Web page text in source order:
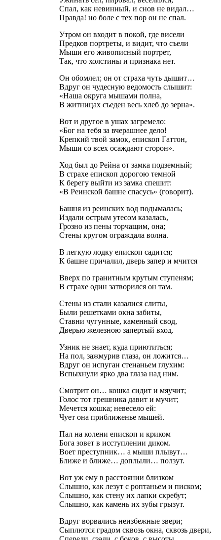
Спал, как невинный, и снов не видал…
Правда! но боле с тех пор он не спал.
Утром он входит в покой, где висели
Предков портреты, и видит, что съели
Мыши его живописный портрет,
Так, что холстины и признака нет.
Он обомлел; он от страха чуть дышит…
Вдруг он чудесную ведомость слышит:
«Наша округа мышами полна,
В житницах съеден весь хлеб до зерна».
Вот и другое в ушах загремело:
«Бог на тебя за вчерашнее дело!
Крепкий твой замок, епископ Гаттон,
Мыши со всех осаждают сторон».
Ход был до Рейна от замка подземный;
В страхе епископ дорогою темной
К берегу выйти из замка спешит:
«В Реинской башне спасусь» (говорит).
Башня из реинских вод подымалась;
Издали острым утесом казалась,
Грозно из пены торчащим, она;
Стены кругом ограждала волна.
В легкую лодку епископ садится;
К башне причалил, дверь запер и мчится
Вверх по гранитным крутым ступеням;
В страхе один затворился он там.
Стены из стали казалися слиты,
Были решетками окна забиты,
Ставни чугунные, каменный свод,
Дверью железною запертый вход.
Узник не знает, куда приютиться;
На пол, зажмурив глаза, он ложится…
Вдруг он испуган стенаньем глухим:
Вспыхнули ярко два глаза над ним.
Смотрит он… кошка сидит и мяучит;
Голос тот грешника давит и мучит;
Мечется кошка; невесело ей:
Чует она приближенье мышей.
Пал на колени епископ и криком
Бога зовет в исступлении диком.
Воет преступник… а мыши плывут…
Ближе и ближе… доплыли… ползут.
Вот уж ему в расстоянии близком
Слышно, как лезут с роптаньем и писком;
Слышно, как стену их лапки скребут;
Слышно, как камень их зубы грызут.
Вдруг ворвались неизбежные звери;
Сыплются градом сквозь окна, сквозь двери,